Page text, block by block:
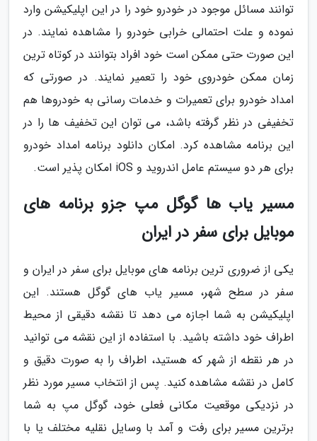
توانند مسائل موجود در خودرو خود را در این اپلیکیشن وارد
نموده و علت احتمالی خرابی خودرو را مشاهده نمایند. در
این صورت حتی ممکن است خود افراد بتوانند در کوتاه ترین
زمان ممکن خودروی خود را تعمیر نمایند. در صورتی که
امداد خودرو برای تعمیرات و خدمات رسانی به خودروها هم
تخفیفی در نظر گرفته باشد، می توان این تخفیف ها را در
این برنامه مشاهده کرد. امکان دانلود برنامه امداد خودرو
برای هر دو سیستم عامل اندروید و iOS امکان پذیر است.
مسیر یاب ها گوگل مپ جزو برنامه های
موبایل برای سفر در ایران
یکی از ضروری ترین برنامه های موبایل برای سفر در ایران و
سفر در سطح شهر، مسیر یاب های گوگل هستند. این
اپلیکیشن به شما اجازه می دهد تا نقشه دقیقی از محیط
اطراف خود داشته باشید. با استفاده از این نقشه می توانید
در هر نقطه از شهر که هستید، اطراف را به صورت دقیق و
کامل در نقشه مشاهده کنید. پس از انتخاب مسیر مورد نظر
در نزدیکی موقعیت مکانی فعلی خود، گوگل مپ به شما
برترین مسیر برای رفت و آمد با وسایل نقلیه مختلف یا با